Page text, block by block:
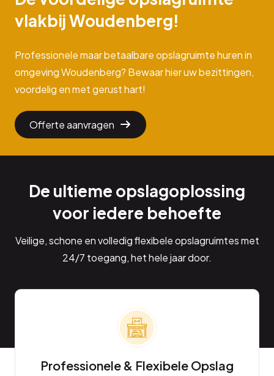
vlakbij Woudenberg!
Professionele maar betaalbare opslagruimte huren in
omgeving Woudenberg? Bewaar hier uw bezittingen,
voordelig en met gerust hart!
Offerte aanvragen
De ultieme opslagoplossing
voor iedere behoefte
Veilige, schone en volledig flexibele opslagruimtes met
24/7 toegang, het hele jaar door.
Professionele & Flexibele Opslag